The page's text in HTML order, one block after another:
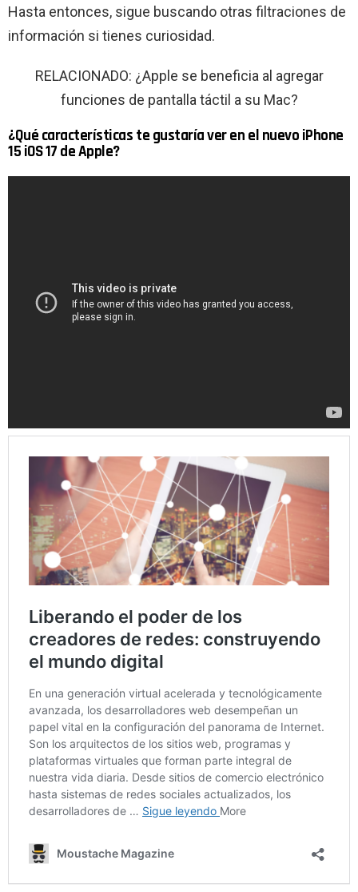
Hasta entonces, sigue buscando otras filtraciones de
información si tienes curiosidad.
RELACIONADO: ¿Apple se beneficia al agregar
funciones de pantalla táctil a su Mac?
¿Qué características te gustaría ver en el nuevo iPhone
15 iOS 17 de Apple?